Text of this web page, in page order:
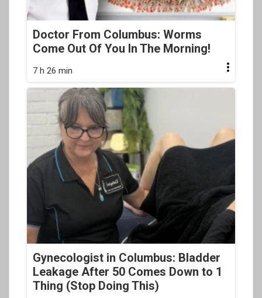
Doctor From Columbus: Worms
Come Out Of You In The Morning!
7 h 26 min
Gynecologist in Columbus: Bladder
Leakage After 50 Comes Down to 1
Thing (Stop Doing This)